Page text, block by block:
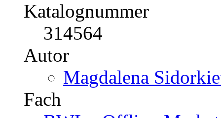
Soziale Medien im
Einflussmöglichkeiten,
korrespondierende
Konsumgüterherstellers